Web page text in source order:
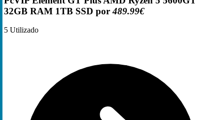
32GB RAM 1TB SSD por489.99€
5 Utilizado